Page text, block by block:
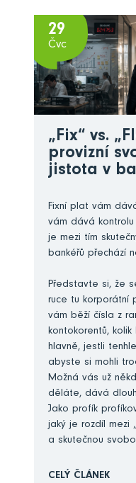
29
Čvc
„Fix“ vs.
provizní
jistota v
Fixní plat vám
vám dává kontrolu
je mezi tím
bankéřů přechází
Představte si, že
ruce tu korporátní
vám běží čísla z
kontokorentů,
hlavně, jestli
abyste si mohli
Možná vás už
děláte, dává
Jako profík
jaký je rozdíl mezi
a skutečnou
CELÝ ČLÁNEK